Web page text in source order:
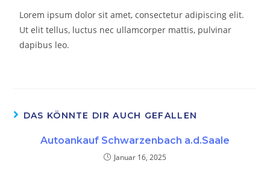
Lorem ipsum dolor sit amet, consectetur adipiscing elit.
Ut elit tellus, luctus nec ullamcorper mattis, pulvinar
dapibus leo.
DAS KÖNNTE DIR AUCH GEFALLEN
Autoankauf Schwarzenbach a.d.Saale
Januar 16, 2025